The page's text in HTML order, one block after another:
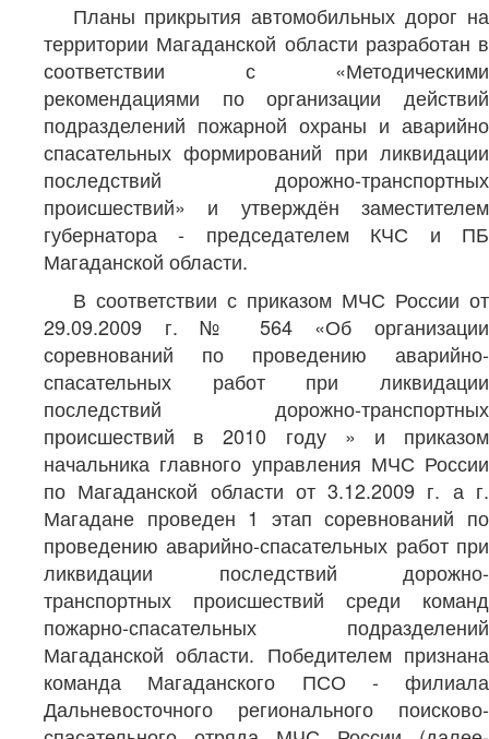
Планы прикрытия автомобильных дорог на
территории Магаданской области разработан в
соответствии с «Методическими
рекомендациями по организации действий
подразделений пожарной охраны и аварийно
спасательных формирований при ликвидации
последствий дорожно-транспортных
происшествий» и утверждён заместителем
губернатора - председателем КЧС и ПБ
Магаданской области.
В соответствии с приказом МЧС России от
29.09.2009 г. № 564 «Об организации
соревнований по проведению аварийно-
спасательных работ при ликвидации
последствий дорожно-транспортных
происшествий в 2010 году » и приказом
начальника главного управления МЧС России
по Магаданской области от 3.12.2009 г. а г.
Магадане проведен 1 этап соревнований по
проведению аварийно-спасательных работ при
ликвидации последствий дорожно-
транспортных происшествий среди команд
пожарно-спасательных подразделений
Магаданской области. Победителем признана
команда Магаданского ПСО - филиала
Дальневосточного регионального поисково-